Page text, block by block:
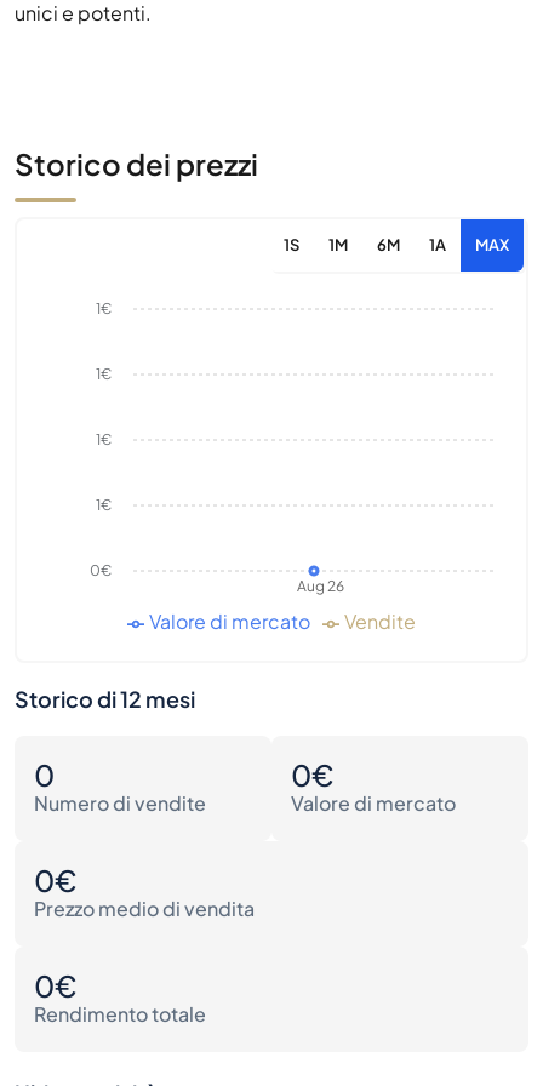
unici e potenti.
Storico dei prezzi
1S 1M 6M 1A MAX
Aug 26
0€
1€
1€
1€
1€
Valore di mercato Vendite
Storico di 12 mesi
0
Numero di vendite
0€
Valore di mercato
0€
Prezzo medio di vendita
0€
Rendimento totale